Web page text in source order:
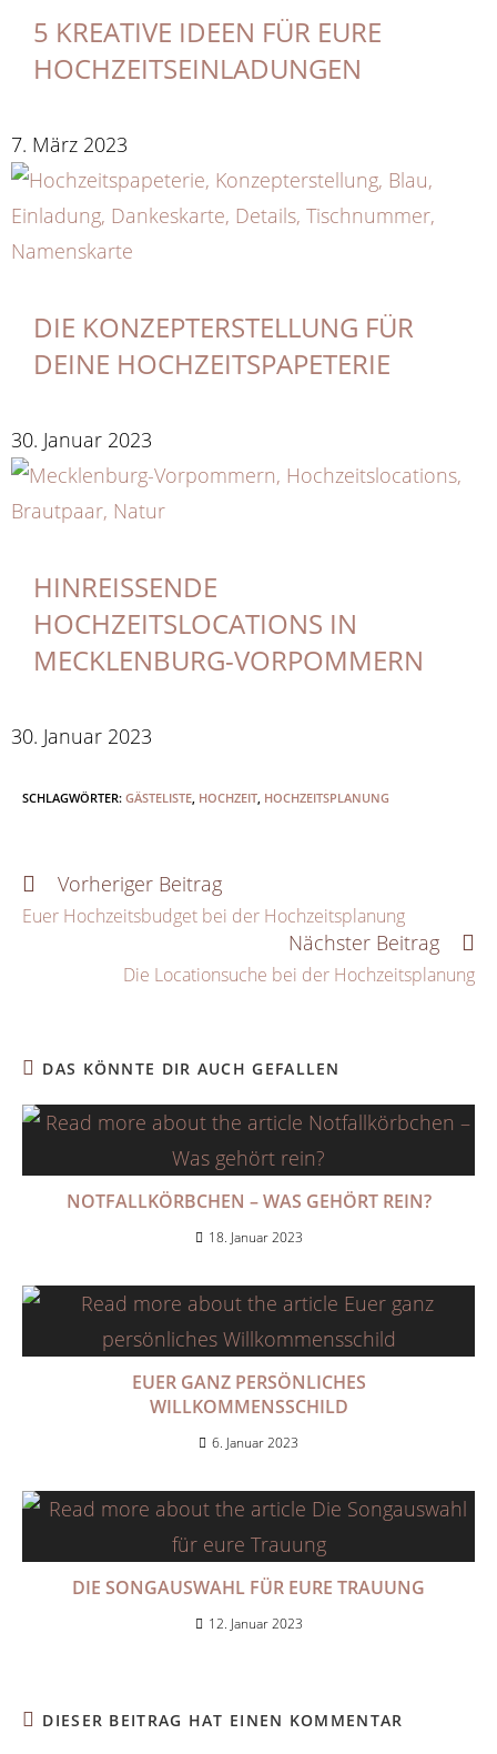
5 KREATIVE IDEEN FÜR EURE
HOCHZEITSEINLADUNGEN
7. März 2023
DIE KONZEPTERSTELLUNG FÜR
DEINE HOCHZEITSPAPETERIE
30. Januar 2023
HINREISSENDE H
OCHZEITSLOCATIONS IN M
ECKLENBURG-VORPOMMERN
30. Januar 2023
SCHLAGWÖRTER: GÄSTELISTE, HOCHZEIT, HOCHZEITSPLANUNG
WEITERE
ANSEHEN
Vorheriger Beitrag
Euer Hochzeitsbudget bei der Hochzeitsplanung
Nächster Beitrag
Die Locationsuche bei der Hochzeitsplanung
DAS KÖNNTE DIR AUCH GEFALLEN
NOTFALLKÖRBCHEN – WAS GEHÖRT REIN?
18. Januar 2023
EUER GANZ PERSÖNLICHES
WILLKOMMENSSCHILD
6. Januar 2023
DIE SONGAUSWAHL FÜR EURE TRAUUNG
12. Januar 2023
DIESER BEITRAG HAT EINEN KOMMENTAR